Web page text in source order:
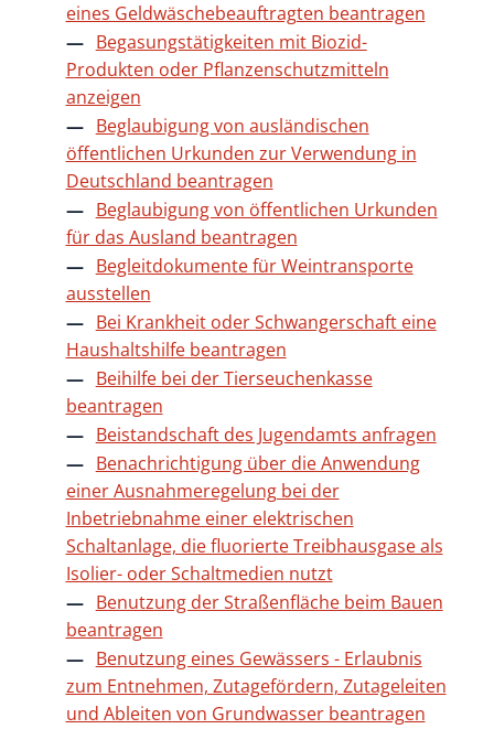
eines Geldwäschebeauftragten beantragen
Begasungstätigkeiten mit Biozid-
Produkten oder Pflanzenschutzmitteln
anzeigen
Beglaubigung von ausländischen
öffentlichen Urkunden zur Verwendung in
Deutschland beantragen
Beglaubigung von öffentlichen Urkunden
für das Ausland beantragen
Begleitdokumente für Weintransporte
ausstellen
Bei Krankheit oder Schwangerschaft eine
Haushaltshilfe beantragen
Beihilfe bei der Tierseuchenkasse
beantragen
Beistandschaft des Jugendamts anfragen
Benachrichtigung über die Anwendung
einer Ausnahmeregelung bei der
Inbetriebnahme einer elektrischen
Schaltanlage, die fluorierte Treibhausgase als
Isolier- oder Schaltmedien nutzt
Benutzung der Straßenfläche beim Bauen
beantragen
Benutzung eines Gewässers - Erlaubnis
zum Entnehmen, Zutagefördern, Zutageleiten
und Ableiten von Grundwasser beantragen